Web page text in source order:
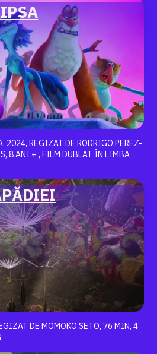
2024, REGIZAT DE RODRIGO PEREZ-
8 ANI + , FILM DUBLAT ÎN LIMBA
DE MOMOKO SETO, 76 MIN, 4